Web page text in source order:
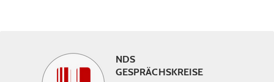
NDS
GESPRÄCHSKREISE